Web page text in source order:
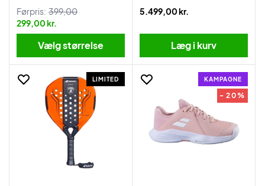
Førpris: 399,00
299,00 kr.
Vælg størrelse
5.499,00 kr.
Læg i kurv
LIMITED KAMPAGNE
- 20%